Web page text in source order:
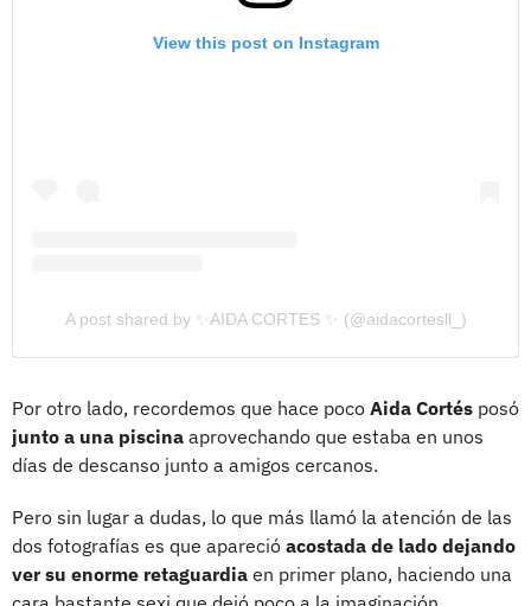
View this post on Instagram
A post shared by ✨AIDA CORTES ✨ (@aidacortesll_)
Por otro lado, recordemos que hace poco Aida Cortés posó
junto a una piscina aprovechando que estaba en unos
días de descanso junto a amigos cercanos.
Pero sin lugar a dudas, lo que más llamó la atención de las
dos fotografías es que apareció acostada de lado dejando
ver su enorme retaguardia en primer plano, haciendo una